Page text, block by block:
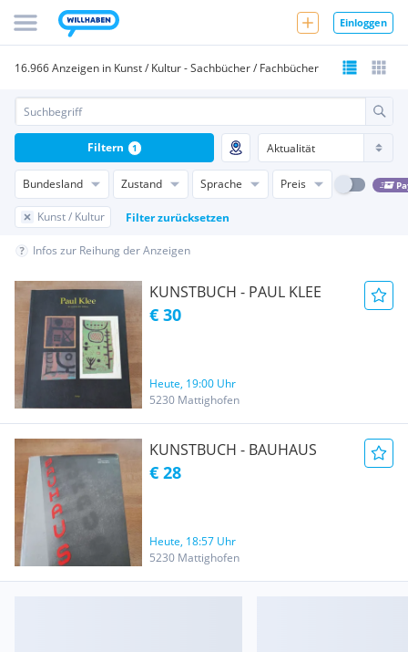
Einloggen
16.966 Anzeigen in Kunst / Kultur - Sachbücher / Fachbücher
Bundesland Zustand Sprache Preis
Kunst / Kultur Filter zurücksetzen
Filtern 1
Infos zur Reihung der Anzeigen
KUNSTBUCH - PAUL KLEE
€ 30
Heute, 19:00 Uhr
5230 Mattighofen
KUNSTBUCH - BAUHAUS
€ 28
Heute, 18:57 Uhr
5230 Mattighofen